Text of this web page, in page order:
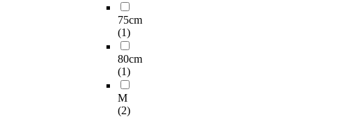
75cm
(1)
80cm
(1)
M
(2)